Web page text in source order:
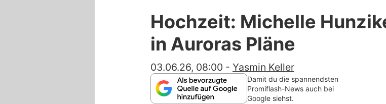
Stars
Familie & Liebe
Hochzeit: Michelle
in Auroras Pläne
03.06.26, 08:00 - Yasmin Keller
Damit du die spannendsten
Promiflash-News auch bei
Google siehst.